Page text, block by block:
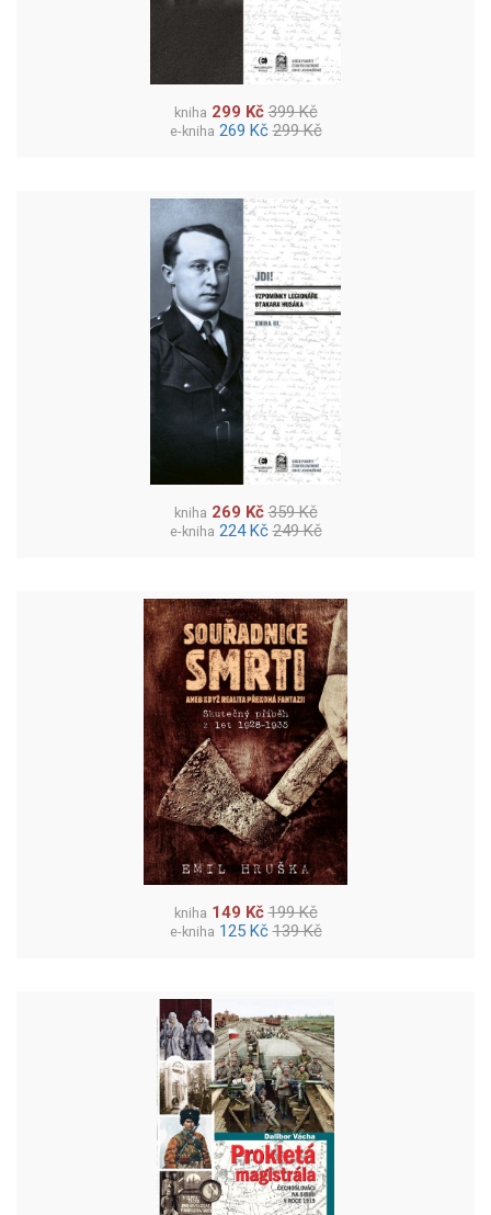
kniha 299 Kč 399 Kč
e-kniha 269 Kč 299 Kč
kniha 269 Kč 359 Kč
e-kniha 224 Kč 249 Kč
kniha 149 Kč 199 Kč
e-kniha 125 Kč 139 Kč